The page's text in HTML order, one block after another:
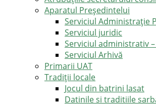
Aparatul Preşedintelui
Serviciul Administraţie
Serviciul juridic
Serviciul administrativ
Serviciul Arhivă
Primarii UAT
Tradiții locale
Jocul din batrini lasat
Datinile si traditiile